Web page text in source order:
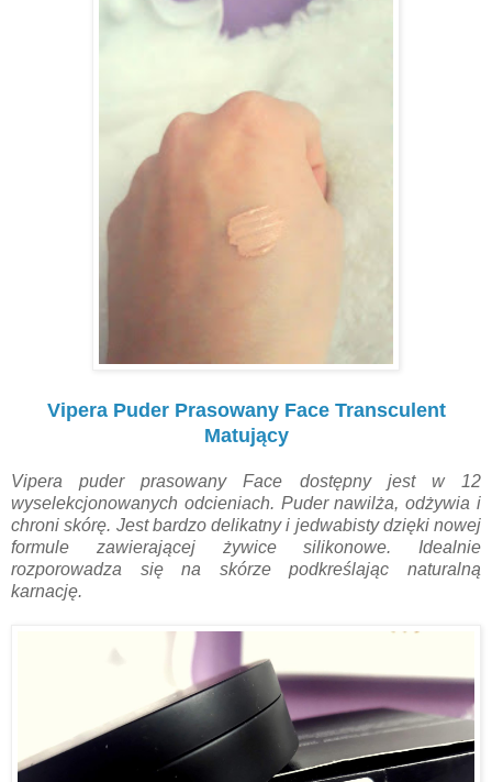
Vipera Puder Prasowany Face Transculent
Matujący
Vipera puder prasowany Face dostępny jest w 12
wyselekcjonowanych odcieniach. Puder nawilża, odżywia i
chroni skórę. Jest bardzo delikatny i jedwabisty dzięki nowej
formule zawierającej żywice silikonowe. Idealnie
rozporowadza się na skórze podkreślając naturalną
karnację.